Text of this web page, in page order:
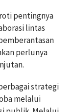
pentingnya
lintas
perlunya
strategi
melalui